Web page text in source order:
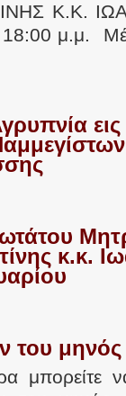
Κ.Κ.
μ.μ.
εις
κ.κ.
του
μπορείτε